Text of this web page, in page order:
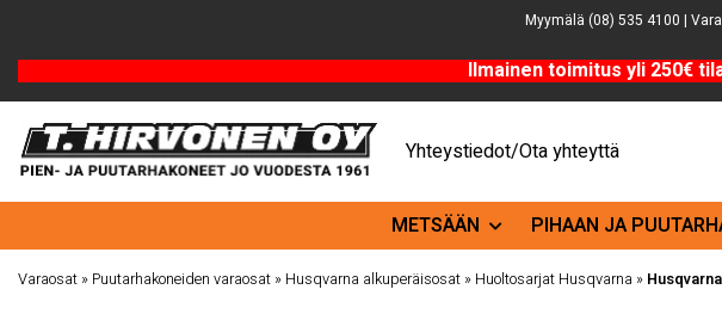
Myymälä (08) 535 4100 |
Ilmainen toimitus yli 250€
Yhteystiedot/Ota yhteyttä
METSÄÄN PIHAAN JA
Varaosat » Puutarhakoneiden varaosat » Husqvarna alkuperäisosat » Huoltosarjat Husqvarna »